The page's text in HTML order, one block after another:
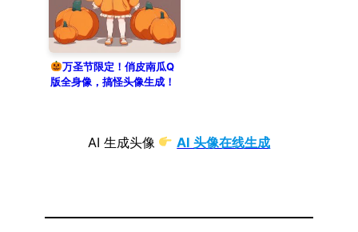
万圣节限定！俏皮南瓜Q
版全身像，搞怪头像生成！
AI 生成头像 AI 头像在线生成